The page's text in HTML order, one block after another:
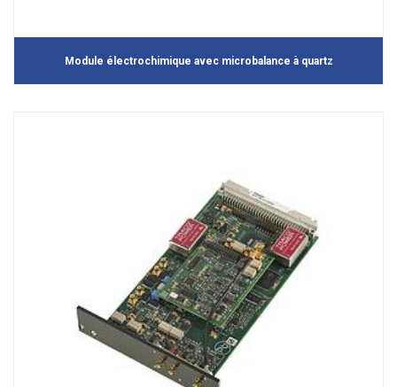
Module électrochimique avec microbalance à quartz